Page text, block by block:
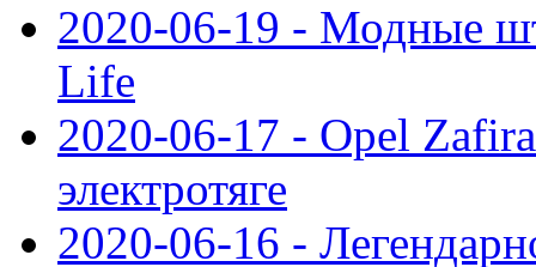
2020-06-19 - Модные
Life
2020-06-17 - Opel
электротяге
2020-06-16 -